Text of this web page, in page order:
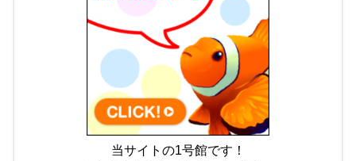
当サイトの1号館です！